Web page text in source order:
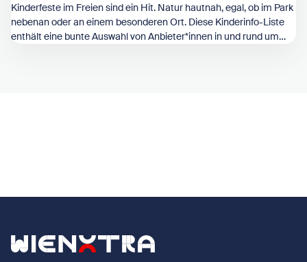
Kinderfeste im Freien sind ein Hit. Natur hautnah, egal, ob im Park
nebenan oder an einem besonderen Ort. Diese Kinderinfo-Liste
enthält eine bunte Auswahl von Anbieter*innen in und rund um
Zurück zur Startseite